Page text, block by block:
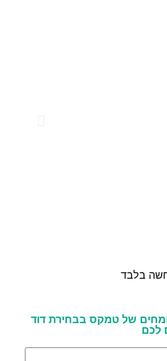
בלבד
של טמקס בבחירת דוד
לכם